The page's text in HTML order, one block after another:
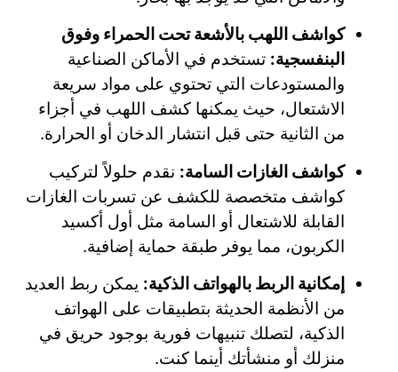
كواشف اللهب بالأشعة تحت الحمراء وفوق
البنفسجية: تستخدم في الأماكن الصناعية
والمستودعات التي تحتوي على مواد سريعة
الاشتعال، حيث يمكنها كشف اللهب في أجزاء
من الثانية حتى قبل انتشار الدخان أو الحرارة.
كواشف الغازات السامة: نقدم حلولاً لتركيب
كواشف متخصصة للكشف عن تسربات الغازات
القابلة للاشتعال أو السامة مثل أول أكسيد
الكربون، مما يوفر طبقة حماية إضافية.
إمكانية الربط بالهواتف الذكية: يمكن ربط العديد
من الأنظمة الحديثة بتطبيقات على الهواتف
الذكية، لتصلك تنبيهات فورية بوجود حريق في
منزلك أو منشأتك أينما كنت.